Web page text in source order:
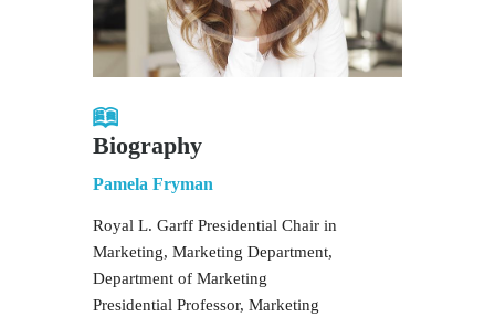
Biography
Pamela Fryman
Royal L. Garff Presidential Chair in
Marketing, Marketing Department,
Department of Marketing
Presidential Professor, Marketing